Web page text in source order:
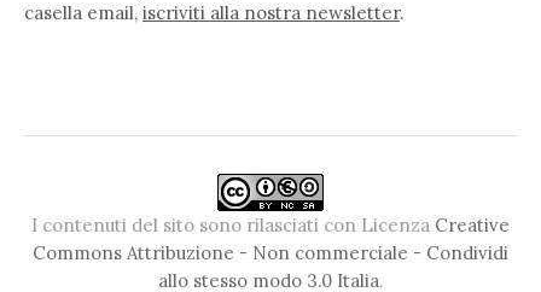
casella email, iscriviti alla nostra newsletter.
I contenuti del sito sono rilasciati con Licenza Creative
Commons Attribuzione - Non commerciale - Condividi
allo stesso modo 3.0 Italia.